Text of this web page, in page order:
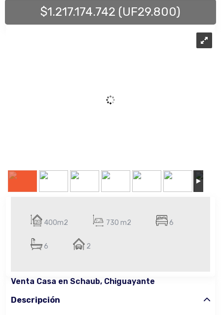
$1.217.174.742 (UF29.800)
400m2 730 m2 6
6 2
Venta Casa en Schaub, Chiguayante
Descripción